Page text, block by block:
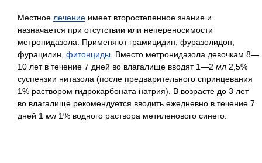
Местное лечение имеет второстепенное знание и
назначается при отсутствии или непереносимости
метронидазола. Применяют грамицидин, фуразолидон,
фурацилин, фитонциды . Вместо метронидазола девочкам 8—
10 лет в течение 7 дней во влагалище вводят 1—2 мл 2,5%
суспензии нитазола (после предварительного спринцевания
1% раствором гидрокарбоната натрия). В возрасте до 3 лет
во влагалище рекомендуется вводить ежедневно в течение 7
дней 1 мл 1% водного раствора метиленового синего.